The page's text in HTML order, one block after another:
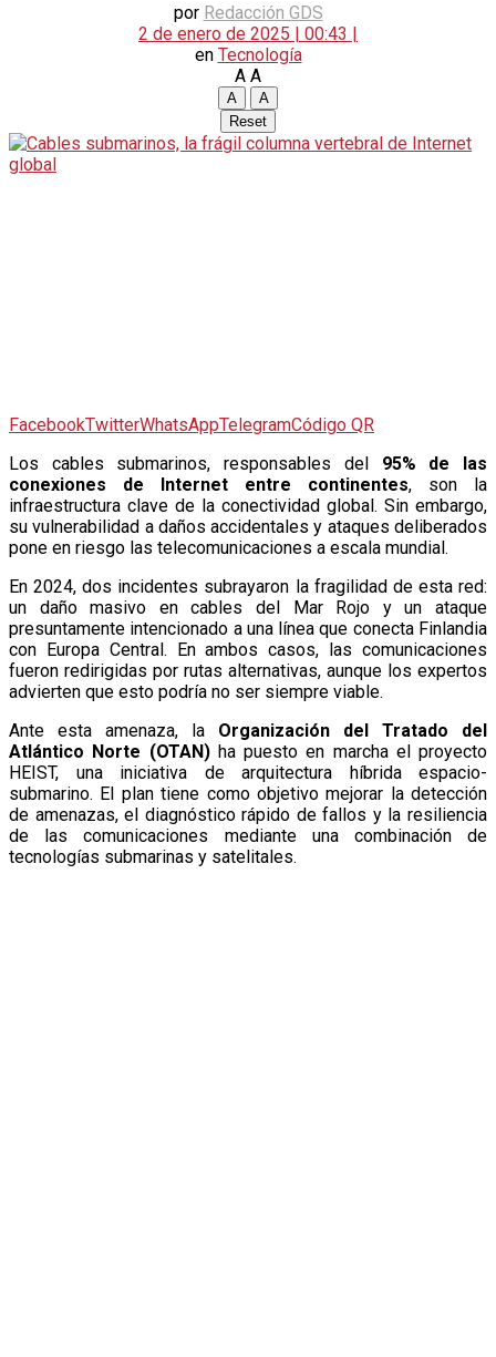
por Redacción GDS
2 de enero de 2025 | 00:43 |
en Tecnología
A A
A
A
Reset
FacebookTwitterWhatsAppTelegramCódigo QR
Los cables submarinos, responsables del 95% de las
conexiones de Internet entre continentes, son la
infraestructura clave de la conectividad global. Sin embargo,
su vulnerabilidad a daños accidentales y ataques deliberados
pone en riesgo las telecomunicaciones a escala mundial.
En 2024, dos incidentes subrayaron la fragilidad de esta red:
un daño masivo en cables del Mar Rojo y un ataque
presuntamente intencionado a una línea que conecta Finlandia
con Europa Central. En ambos casos, las comunicaciones
fueron redirigidas por rutas alternativas, aunque los expertos
advierten que esto podría no ser siempre viable.
Ante esta amenaza, la Organización del Tratado del
Atlántico Norte (OTAN)ha puesto en marcha el proyecto
HEIST, una iniciativa de arquitectura híbrida espacio-
submarino. El plan tiene como objetivo mejorar la detección
de amenazas, el diagnóstico rápido de fallos y la resiliencia
de las comunicaciones mediante una combinación de
tecnologías submarinas y satelitales.